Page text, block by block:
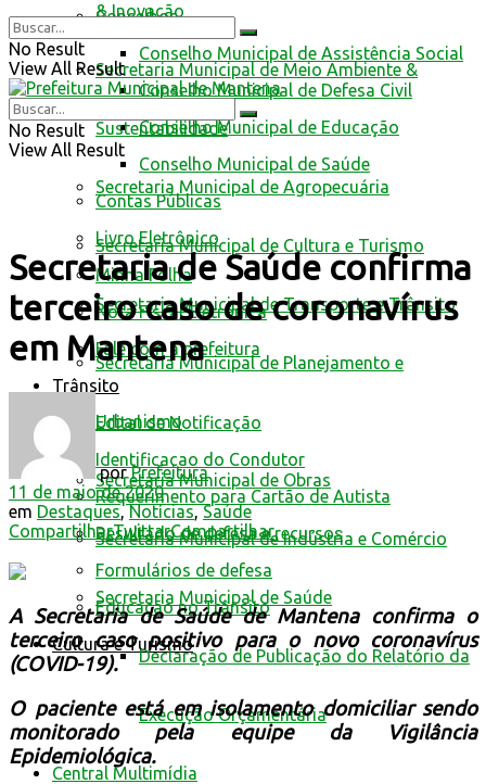
Conselhos
Conselho Municipal de Assistência Social
Conselho Municipal de Defesa Civil
Conselho Municipal de Educação
Conselho Municipal de Saúde
Contas Públicas
Livro Eletrônico
Minha Folha
Nota Fiscal Eletrônica
Fale com a prefeitura
Trânsito
Edital de Notificação
Identificacao do Condutor
Requerimento para Cartão de Autista
Resultado de defesa e recursos
Formulários de defesa
Educação no Trânsito
Cultura e Turismo
& Inovação
Secretaria Municipal de Meio Ambiente &
Sustentabilidade
Secretaria Municipal de Agropecuária
Secretaria Municipal de Cultura e Turismo
Secretaria Municipal de Transporte e Trânsito
Secretaria Municipal de Planejamento e
Urbanismo
Secretaria Municipal de Obras
Secretaria Municipal de Indústria e Comércio
Secretaria Municipal de Saúde
Declaração de Publicação do Relatório da
Execução Orçamentária
Central Multimídia
No Result
View All Result
No Result
View All Result
Secretaria de Saúde confirma
terceiro caso de coronavírus
em Mantena
por Prefeitura
11 de maio de 2020
em Destaques,Notícias,Saúde
CompartilharTwittarCompartilhar
A Secretaria de Saúde de Mantena confirma o
terceiro caso positivo para o novo coronavírus
(COVID-19).
O paciente está em isolamento domiciliar sendo
monitorado pela equipe da Vigilância
Epidemiológica.